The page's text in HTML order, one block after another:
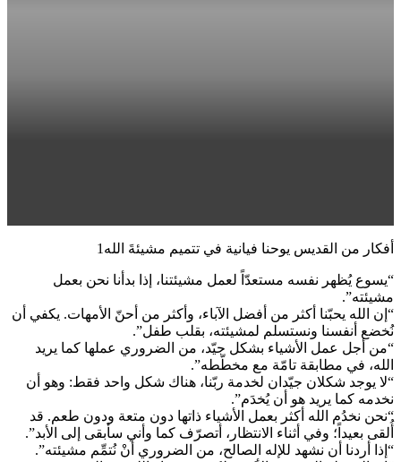
أفكار من القديس يوحنا فيانية في تتميم مشيئةَ الله1
“يسوع يُظهر نفسه مستعدّاً لعمل مشيئتنا، إذا بدأنا نحن بعمل
مشيئته”.
“إن الله يحبّنا أكثر من أفضل الآباء، وأكثر من أحنّ الأمهات. يكفي أن
نُخضع أنفسنا ونستسلم لمشيئته، بقلب طفل”.
“من أجل عمل الأشياء بشكل جيّد، من الضروري عملها كما يريد
الله، في مطابقة تامّة مع مخطّطه”.
“لا يوجد شكلان جيّدان لخدمة ربّنا، هناك شكل واحد فقط: وهو أن
نخدمه كما يريد هو أن يُخدَم”.
“نحن نخدُم الله أكثر بعمل الأشياء ذاتها دون متعة ودون طعم. قد
أُلقى بعيداً؛ وفي أثناء الانتظار، أتصرّف كما وأني سأبقى إلى الأبد”.
“إذا أردنا أن نشهد للإله الصالح، من الضروري أَنْ نُتمِّم مشيئته”.